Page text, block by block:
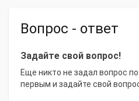
Вопрос - ответ
Задайте свой вопрос!
Еще никто не задал вопрос
первым и задайте свой